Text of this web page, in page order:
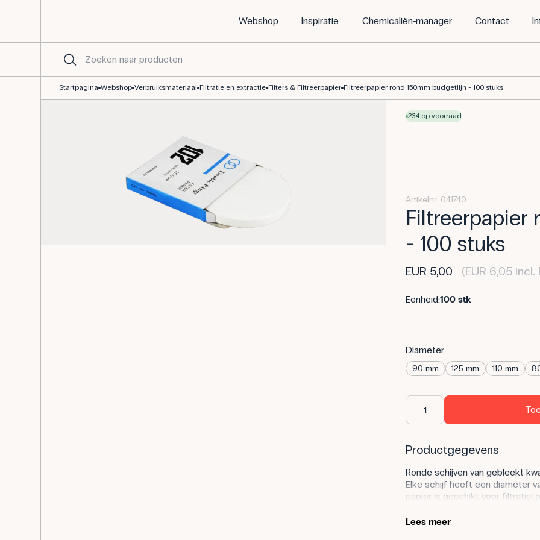
Webshop Inspiratie Chemicaliën-manager Contact
Startpagina Webshop Verbruiksmateriaal Filtratie en extractie Filters & Filtreerpapier Filtreerpapier rond 150mm budgetlijn - 100 stuks
234 op voorraad
Artikelnr. 041740
Filtreerpapier
- 100 stuks
EUR 5,00 (EUR 6,05 incl.
Eenheid:100 stk
Diameter
90 mm 125 mm 110 mm
Productgegevens
Ronde schijven van gebleekt
Elke schijf heeft een diameter
papier is geschikt voor
stoffen te scheiden. Het kan
Lees meer